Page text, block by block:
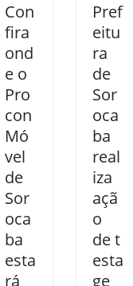
Con
fira
ond
e o
Pro
con
Mó
vel
de
Sor
oca
ba
esta
rá
Pref
eitu
ra
de
Sor
oca
ba
real
iza
açã
o
de t
esta
ge